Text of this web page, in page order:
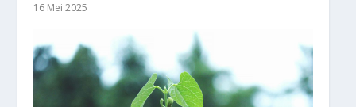
16 Mei 2025